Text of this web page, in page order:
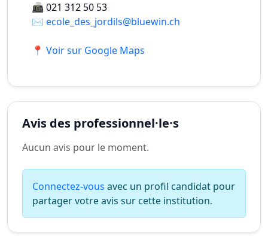
📠021 312 50 53
✉️ ecole_des_jordils@bluewin.ch
📍 Voir sur Google Maps
Avis des professionnel·le·s
Aucun avis pour le moment.
Connectez-vous avec un profil candidat pour
partager votre avis sur cette institution.